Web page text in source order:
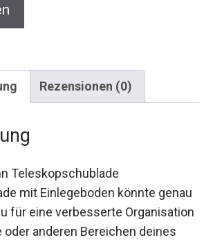
Rezensionen (0)
Teleskopschublade
mit Einlegeboden könnte genau
für eine verbesserte Organisation
oder anderen Bereichen deines